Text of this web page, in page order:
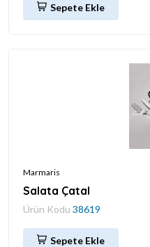
Sepete Ekle
Marmaris
Salata Çatal
Ürün Kodu 38619
Sepete Ekle